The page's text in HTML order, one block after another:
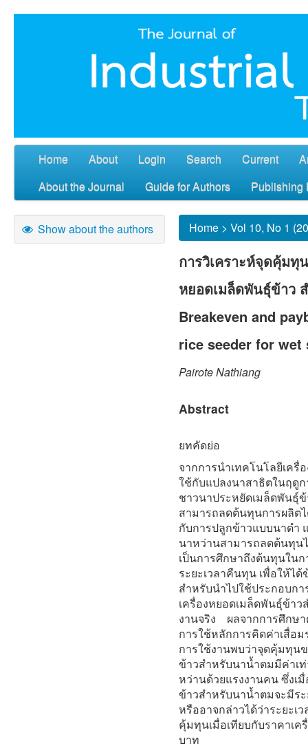
Home About Login Search Current
About the Journal
Guide for Authors Publishing
Show about the authors Home > Vol 10, No 1
การวิเคราะห์จุดคุ้มทุ
หยอดเมล็ดพันธุ์ข้าว
Breakeven and
rice seeder for
Pairote Nathiang
Abstract
ยทคัดย่อ
จากการนำเทคโนโลยีเค
ใช้กับแปลงนาสาธิตในฤดู
ชาวนาประหยัดเมล็ดพันธุ์
สามารถลดต้นทุนการผลิตไ
กับการปลูกข้าวแบบนาดำ
นาหว่านสามารถลดต้นทุน
เป็นการศึกษาถึงต้นทุนใน
ระยะเวลาคืนทุน เพื่อให้ไ
สำหรับนำไปใช้ประกอบก
เครื่องหยอดเมล็ดพันธุ์ข้า
งานจริง ผลจากการศึกษา
การใช้หลักการคิดค่าเสื่อ
การใช้งานพบว่าจุดคุ้มทุน
ข้าวสำหรับนาน้ำตมมีค่าเท่
หว่านด้วยแรงงานคน ซึ่งเ
ข้าวสำหรับนาน้ำตมจะมีระ
หรืออาจกล่าวได้ว่าระยะเ
คุ้มทุนเมื่อเทียบกับราคาเค
บาท